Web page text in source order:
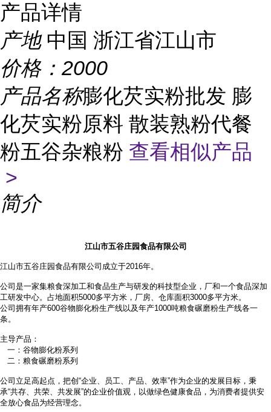
产品详情
产地 中国 浙江省江山市
价格： 2000
产品名称膨化芡实粉批发 膨
化芡实粉原料 散装熟粉代餐
粉五谷杂粮粉 查看相似产品
>
简介
江山市五谷庄园食品有限公司
江山市五谷庄园食品有限公司成立于2016年。
公司是一家集粮食深加工和食品生产与研发的科技型企业，厂和一个食品深加
工研发中心。占地面积5000多平方米，厂房、仓库面积3000多平方米。
公司拥有年产600谷物膨化粉生产线以及年产1000吨粮食碾磨粉生产线各一
条。
主导产品：
一：谷物膨化粉系列
二：粮食碾磨粉系列
公司立足高起点，把创 “企业、员工、产品、效率”作为企业的发展目标，秉
承“共存、共荣、共发展”的企业价值观，以做绿色健康食品，为消费者提供安
全放心食品为经营理念。